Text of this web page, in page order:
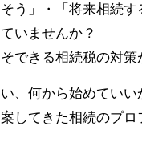
う」・「将来相続
いませんか？
できる相続税の対策
、何から始めていい
してきた相続のプ